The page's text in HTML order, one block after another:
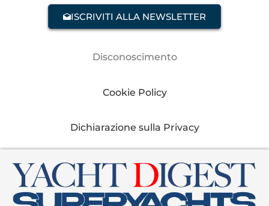
ISCRIVITI ALLA NEWSLETTER
Disconoscimento
Cookie Policy
Dichiarazione sulla Privacy